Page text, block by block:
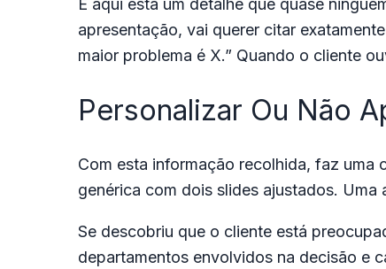
E aqui está um detalhe que quase
apresentação, vai querer citar
maior problema é X.” Quando o cliente
Personalizar Ou Não
Com esta informação recolhida, faz uma
genérica com dois slides ajustados.
Se descobriu que o cliente está
departamentos envolvidos na decisão e